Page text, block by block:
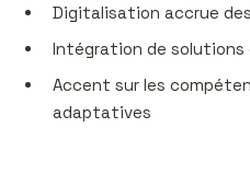
Digitalisation accrue
Intégration de solutions
Accent sur les
adaptatives